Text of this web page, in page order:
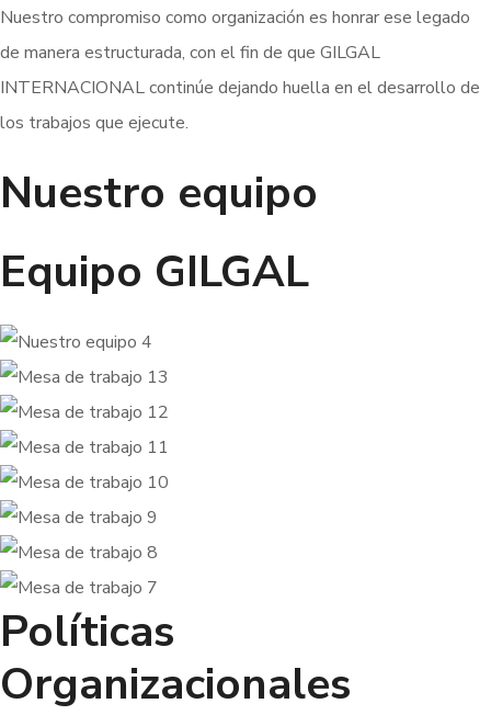
Nuestro compromiso como organización es honrar ese legado
de manera estructurada, con el fin de que GILGAL
INTERNACIONAL continúe dejando huella en el desarrollo de
los trabajos que ejecute.
Nuestro equipo
Equipo GILGAL
Políticas
Organizacionales